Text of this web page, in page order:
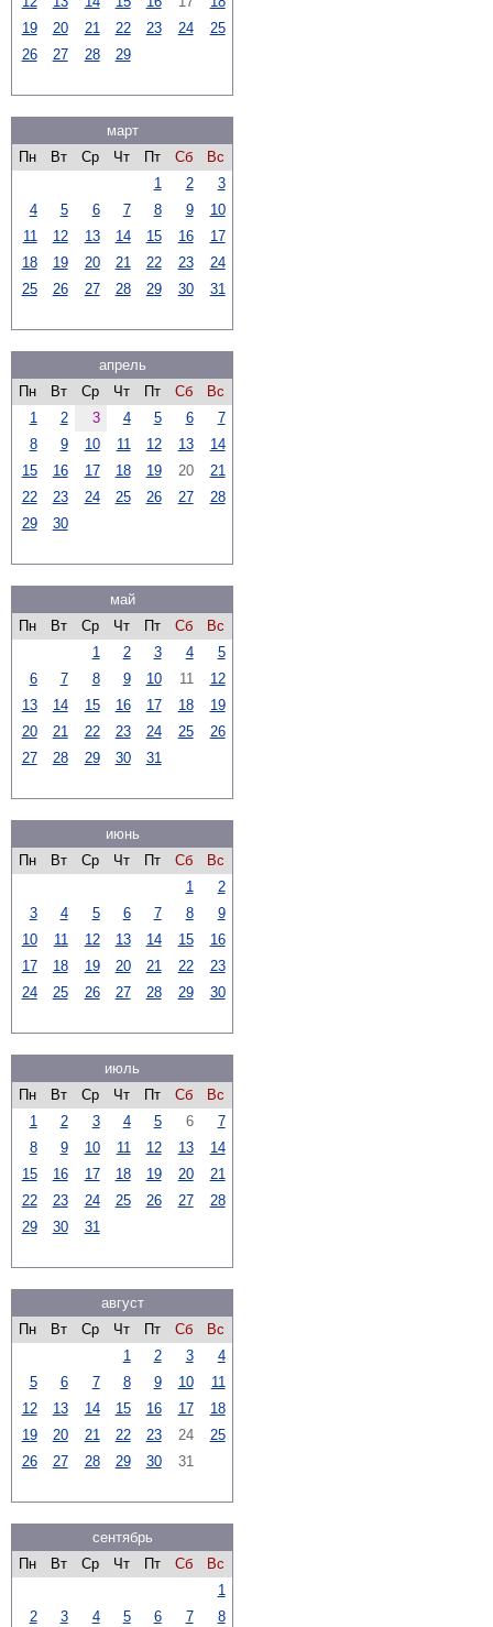
19
20 21 22 23 24
25
26
27 28 29
март
Пн
Вт Ср Чт Пт Сб
Вс
1
2
3
4
5 6 7 8 9
10
11
12 13 14 15 16
17
18
19 20 21 22 23
24
25
26 27 28 29 30 31
апрель
Пн
Вт Ср Чт Пт Сб
Вс
1
2 3 4 5 6
7
8
9 10 11 12 13
14
15
16 17 18 19 20
21
22
23 24 25 26 27
28
29
30
май
Пн
Вт Ср Чт Пт Сб
Вс
1
2 3 4
5
6
7 8 9 10 11
12
13
14 15 16 17 18
19
20
21 22 23 24 25
26
27
28 29 30 31
июнь
Пн
Вт Ср Чт Пт Сб
Вс
1
2
3
4 5 6 7 8
9
10
11 12 13 14 15
16
17
18 19 20 21 22
23
24
25 26 27 28 29 30
июль
Пн
Вт Ср Чт Пт Сб
Вс
1
2 3 4 5 6
7
8
9 10 11 12 13
14
15
16 17 18 19 20
21
22
23 24 25 26 27
28
29
30 31
август
Пн
Вт Ср Чт Пт Сб
Вс
1
2 3
4
5
6 7 8 9 10
11
12
13 14 15 16 17
18
19
20 21 22 23 24
25
26
27 28 29 30 31
сентябрь
Пн
Вт Ср Чт Пт Сб
Вс
1
2
3 4 5 6 7
8